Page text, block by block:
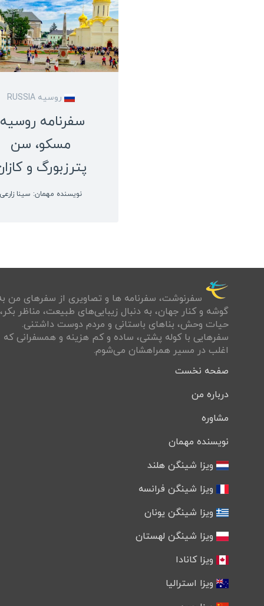
روسیه RUSSIA
سفرنامه
مسکو، سن
پترزبورگ و
نویسنده مهمان: سینا زارعی
سفرنوشت‌، سفرنامه ها و تصاويری از سفرهای من
گوشه و كنار جهان، به دنبال زيبايی‌های طبيعت، مناظر بكر،
حيات وحش، بناهای باستانی و مردم دوست داشتنی.
سفرهايی با کوله پشتی، ساده و كم هزينه و همسفرانی كه
اغلب در مسير همراهشان می‌شوم.
صفحه نخست
درباره من
مشاوره
نویسنده مهمان
ویزا شینگن هلند
ویزا شینگن فرانسه
ویزا شینگن یونان
ویزا شینگن لهستان
ویزا کانادا
ویزا استرالیا